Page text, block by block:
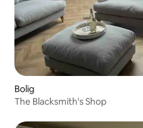
Bolig
The Blacksmith's Shop